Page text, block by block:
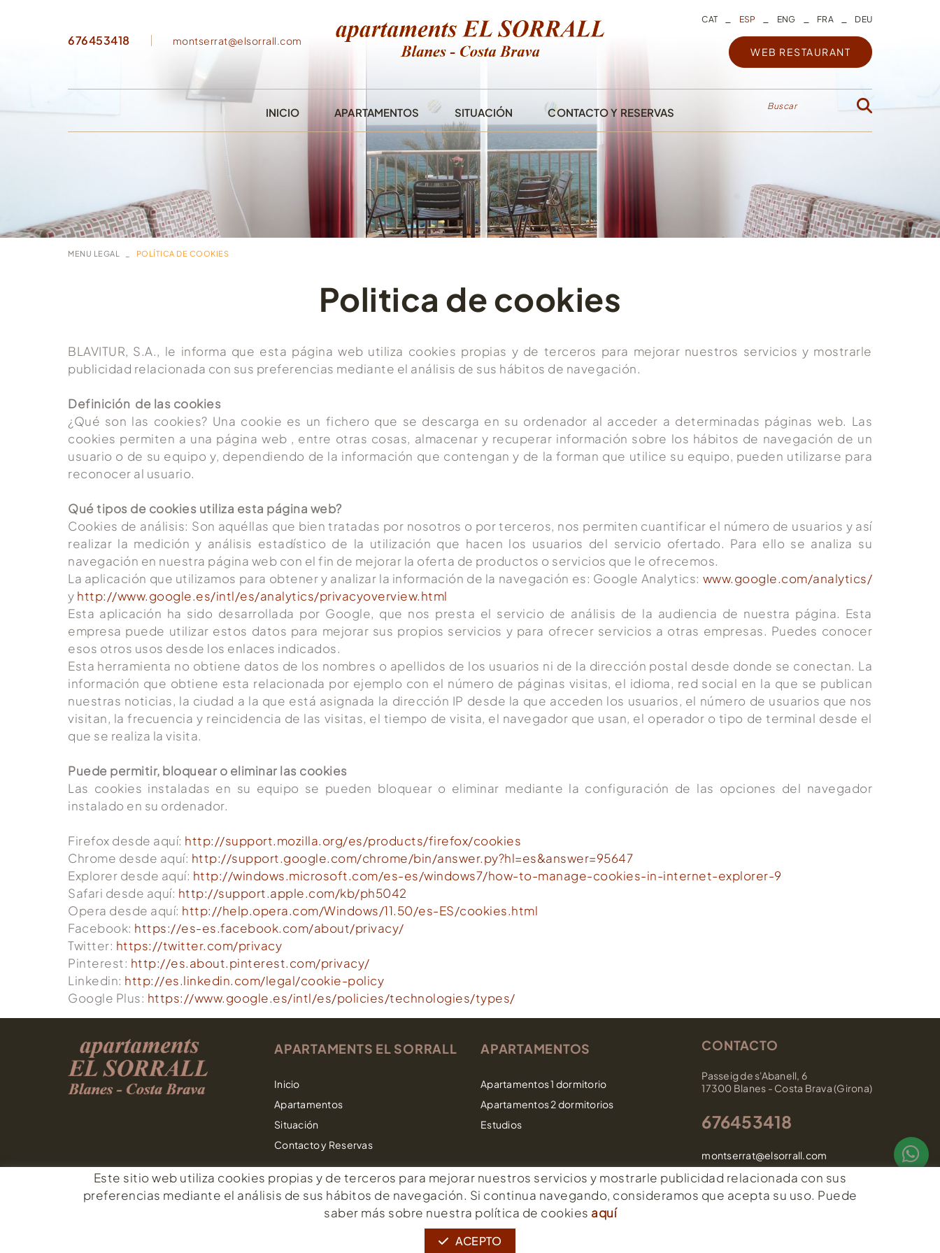
676453418 montserrat@elsorrall.com
CAT ESP ENG FRA DEU
WEB RESTAURANT
INICIO APARTAMENTOS
APARTAMENTOS 1
DORMITORIO
APARTAMENTOS 2
DORMITORIOS
SITUACIÓN CONTACTO Y RESERVAS Buscar
MENU LEGAL POLÍTICA DE COOKIES
Politica de cookies
BLAVITUR, S.A., le informa que esta página web utiliza cookies propias y de terceros para mejorar nuestros servicios y mostrarle
publicidad relacionada con sus preferencias mediante el análisis de sus hábitos de navegación.
Definición de las cookies
¿Qué son las cookies? Una cookie es un fichero que se descarga en su ordenador al acceder a determinadas páginas web. Las
cookies permiten a una página web , entre otras cosas, almacenar y recuperar información sobre los hábitos de navegación de un
usuario o de su equipo y, dependiendo de la información que contengan y de la forman que utilice su equipo, pueden utilizarse para
reconocer al usuario.
Qué tipos de cookies utiliza esta página web?
Cookies de análisis: Son aquéllas que bien tratadas por nosotros o por terceros, nos permiten cuantificar el número de usuarios y así
realizar la medición y análisis estadístico de la utilización que hacen los usuarios del servicio ofertado. Para ello se analiza su
navegación en nuestra página web con el fin de mejorar la oferta de productos o servicios que le ofrecemos.
La aplicación que utilizamos para obtener y analizar la información de la navegación es: Google Analytics: www.google.com/analytics/
y http://www.google.es/intl/es/analytics/privacyoverview.html
Esta aplicación ha sido desarrollada por Google, que nos presta el servicio de análisis de la audiencia de nuestra página. Esta
empresa puede utilizar estos datos para mejorar sus propios servicios y para ofrecer servicios a otras empresas. Puedes conocer
esos otros usos desde los enlaces indicados.
Esta herramienta no obtiene datos de los nombres o apellidos de los usuarios ni de la dirección postal desde donde se conectan. La
información que obtiene esta relacionada por ejemplo con el número de páginas visitas, el idioma, red social en la que se publican
nuestras noticias, la ciudad a la que está asignada la dirección IP desde la que acceden los usuarios, el número de usuarios que nos
visitan, la frecuencia y reincidencia de las visitas, el tiempo de visita, el navegador que usan, el operador o tipo de terminal desde el
que se realiza la visita.
Puede permitir, bloquear o eliminar las cookies
Las cookies instaladas en su equipo se pueden bloquear o eliminar mediante la configuración de las opciones del navegador
instalado en su ordenador.
Firefox desde aquí: http://support.mozilla.org/es/products/firefox/cookies
Chrome desde aquí: http://support.google.com/chrome/bin/answer.py?hl=es&answer=95647
Explorer desde aquí: http://windows.microsoft.com/es-es/windows7/how-to-manage-cookies-in-internet-explorer-9
Safari desde aquí: http://support.apple.com/kb/ph5042
Opera desde aquí: http://help.opera.com/Windows/11.50/es-ES/cookies.html
Facebook: https://es-es.facebook.com/about/privacy/
Twitter: https://twitter.com/privacy
Pinterest: http://es.about.pinterest.com/privacy/
Linkedin: http://es.linkedin.com/legal/cookie-policy
Google Plus: https://www.google.es/intl/es/policies/technologies/types/
APARTAMENTS EL SORRALL
Inicio
Apartamentos
Situación
Contacto y Reservas
APARTAMENTOS
Apartamentos 1 dormitorio
Apartamentos 2 dormitorios
Estudios
CONTACTO
Passeig de s'Abanell, 6
17300 Blanes - Costa Brava (Girona)
676453418
montserrat@elsorrall.com
POLÍTICA DE COOKIES AVISO LEGAL CONDICIONES
Este sitio web utiliza cookies propias y de terceros para mejorar nuestros servicios y mostrarle publicidad relacionada con sus
preferencias mediante el análisis de sus hábitos de navegación. Si continua navegando, consideramos que acepta su uso. Puede
saber más sobre nuestra política de cookies aquí
ACEPTO